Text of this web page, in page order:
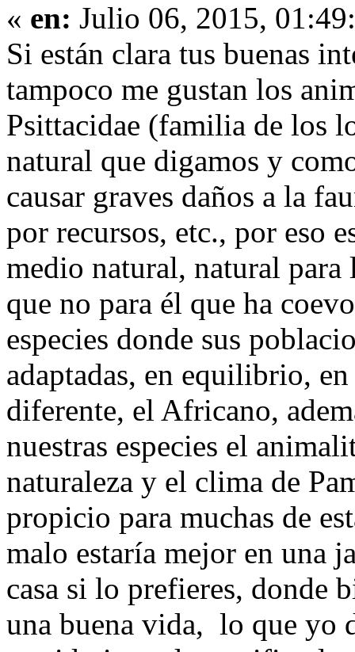
« en: Julio 06, 2015,
Si están clara tus buenas
tampoco me gustan los
Psittacidae (familia de los
natural que digamos y
causar graves daños a la
por recursos, etc., por eso
medio natural, natural para
que no para él que ha
especies donde sus
adaptadas, en equilibrio,
diferente, el Africano,
nuestras especies el
naturaleza y el clima de
propicio para muchas de
malo estaría mejor en una
casa si lo prefieres, donde
una buena vida, lo que yo